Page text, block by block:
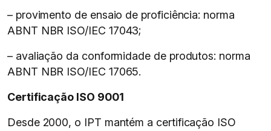
– provimento de ensaio de proficiência: norma
ABNT NBR ISO/IEC 17043;
– avaliação da conformidade de produtos: norma
ABNT NBR ISO/IEC 17065.
Certificação ISO 9001
Desde 2000, o IPT mantém a certificação ISO